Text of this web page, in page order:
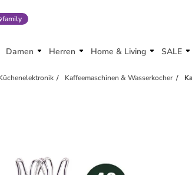
family
Damen Herren Home & Living SALE
Kaffeemaschinen & Wasserkocher